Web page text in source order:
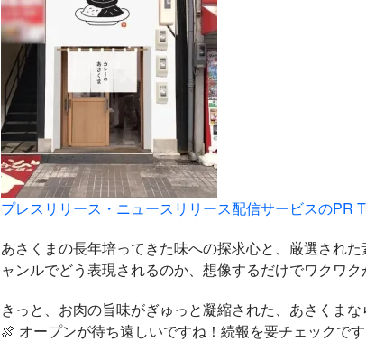
プレスリリース・ニュースリリース配信サービスのPR
あさくまの長年培ってきた味への探求心と、厳選され
ャンルでどう表現されるのか、想像するだけでワクワ
きっと、お肉の旨味がぎゅっと凝縮された、あさくま
🍖 オープンが待ち遠しいですね！続報を要チェックで